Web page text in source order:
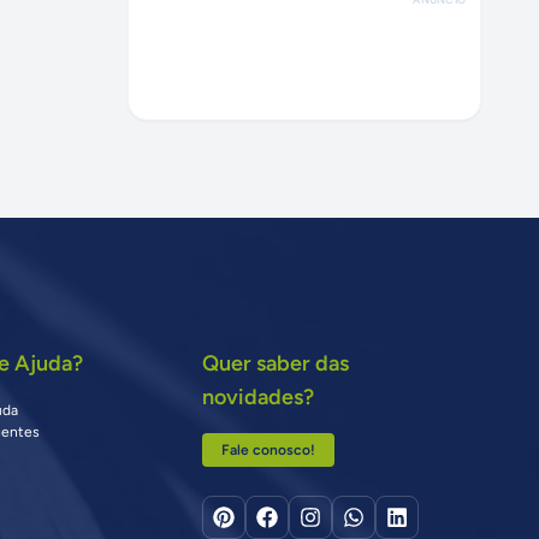
Ajuda?
Quer saber das
novidades?
Fale conosco!